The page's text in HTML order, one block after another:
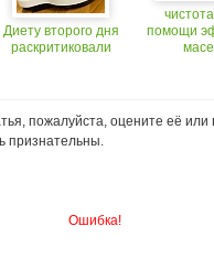
Диету второго дня
раскритиковали
помощи
пожалуйста, оцените её
признательны.
Ошибка!